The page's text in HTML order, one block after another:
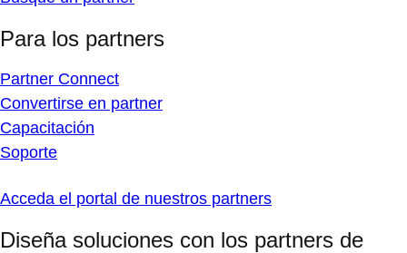
Para los partners
Partner Connect
Convertirse en partner
Capacitación
Soporte
Acceda el portal de nuestros partners
Diseña soluciones con los partners de